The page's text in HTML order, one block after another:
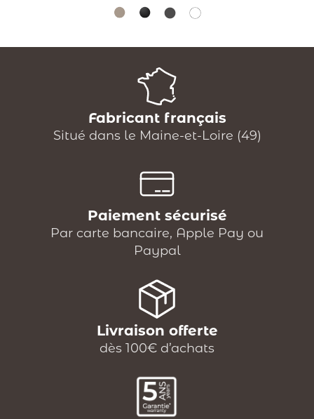
Fabricant français
Situé dans le Maine-et-Loire (49)
Paiement sécurisé
Par carte bancaire, Apple Pay ou
Paypal
Livraison offerte
dès 100€ d’achats